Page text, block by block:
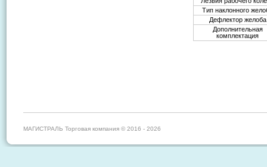
Тип наклонного
Дефлектор желоба
Дополнительная
комплектация
МАГИСТРАЛЬ Торговая компания © 2016 - 2026